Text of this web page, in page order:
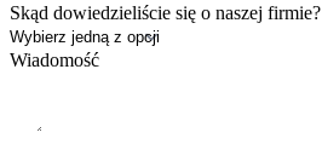
Skąd dowiedzieliście się o naszej firmie?
Wiadomość